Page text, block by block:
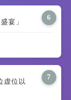
6
宴」
7
虚位以